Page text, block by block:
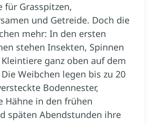
für Grasspitzen,
und Getreide. Doch die
mehr: In den ersten
stehen Insekten, Spinnen
ganz oben auf dem
Weibchen legen bis zu 20
Bodennester,
Hähne in den frühen
späten Abendstunden ihre